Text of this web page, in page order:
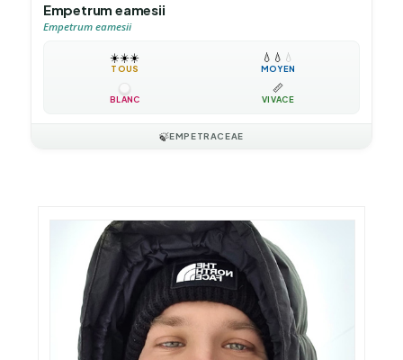
Empetrum eamesii
Empetrum eamesii
☀️☀️☀️
TOUS
💧 💧 💧
MOYEN
BLANC
📏
VIVACE
🍃EMPETRACEAE